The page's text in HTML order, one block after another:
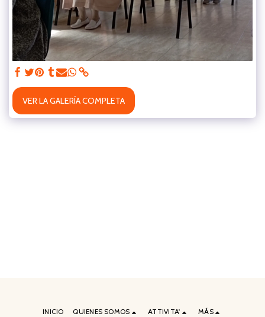
VER LA GALERÍA COMPLETA
INICIO QUIENES SOMOS ATTIVITA' MÁS